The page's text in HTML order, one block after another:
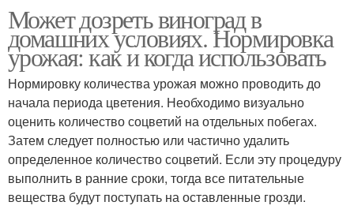
Может дозреть виноград в
домашних условиях. Нормировка
урожая: как и когда использовать
Нормировку количества урожая можно проводить до
начала периода цветения. Необходимо визуально
оценить количество соцветий на отдельных побегах.
Затем следует полностью или частично удалить
определенное количество соцветий. Если эту процедуру
выполнить в ранние сроки, тогда все питательные
вещества будут поступать на оставленные грозди.